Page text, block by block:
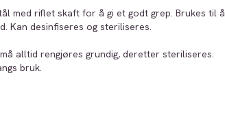
med riflet skaft for å gi et godt grep. Brukes til å
Kan desinfiseres og steriliseres.
alltid rengjøres grundig, deretter steriliseres.
bruk.